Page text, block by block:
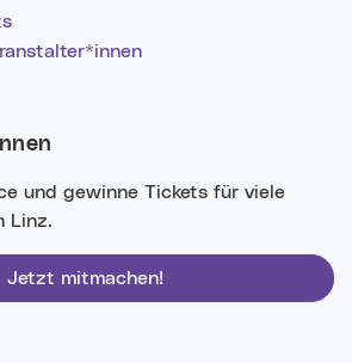
und gewinne Tickets für viele
Linz.
Jetzt mitmachen!